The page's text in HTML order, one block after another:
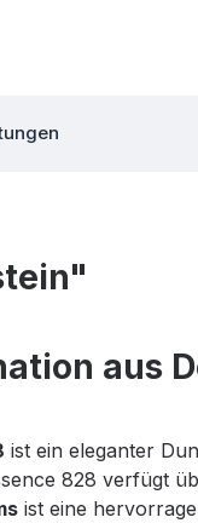
aus
ist ein eleganter
828 verfügt
ist eine